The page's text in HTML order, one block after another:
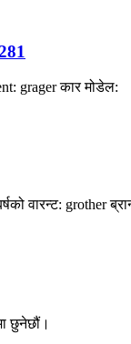
grager कार मोडेल:
वारन्ट: grother
छुनेछौं।